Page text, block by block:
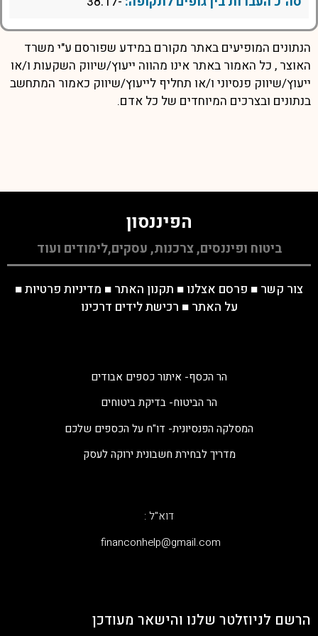
הנתונים המופיעים באתר מקורם במידע שפורסם ע"י משרד
האוצר , כל האמור באתר אינו מהווה ייעוץ/שיווק השקעות ו/או
ייעוץ/שיווק פנסיוני ו/או תחליף לייעוץ/שיווק כאמור המתחשב
בנתונים ובצרכים המיוחדים של כל אדם.
הפיננסון
ביטוח ופיננסים, צרכנות, עסקים,לימודים ועוד
צור קשר ■ פרסם אצלנו ■ תקנון האתר ■ מדיניות פרטיות■
על האתר ■ רכישת לידים דרכינו
הר הכסף- איתור כספים אבודים
הר הביטוח- בדיקת ביטוחים
המסלקה הפנסיונית- דו"ח על הכספים שלכם
מדריך לבחירת חשבונית ירוקה לעסק
דוא"ל :
‫financonhelp@gmail.com‬
הרשם לניוזלטר שלנו והישאר מעודכן